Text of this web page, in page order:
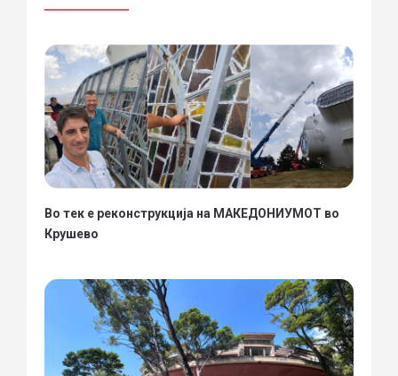
Во тек е реконструкција на МАКЕДОНИУМОТ во
Крушево